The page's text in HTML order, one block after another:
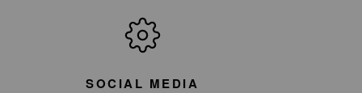
SOCIAL MEDIA